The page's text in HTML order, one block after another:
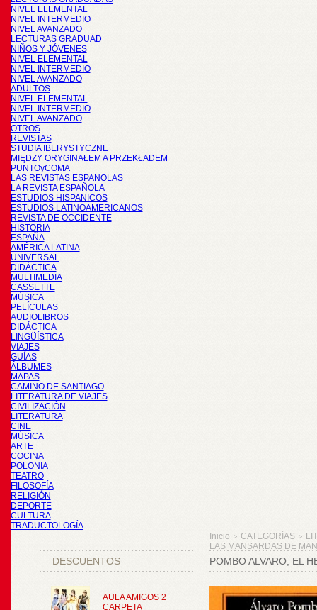
NIVEL ELEMENTAL
NIVEL INTERMEDIO
NIVEL AVANZADO
LECTURAS GRADUAD
NIÑOS Y JÓVENES
NIVEL ELEMENTAL
NIVEL INTERMEDIO
NIVEL AVANZADO
ADULTOS
NIVEL ELEMENTAL
NIVEL INTERMEDIO
NIVEL AVANZADO
OTROS
REVISTAS
STUDIA IBERYSTYCZNE
MIĘDZY ORYGINAŁEM A PRZEKŁADEM
PUNTOyCOMA
LAS REVISTAS ESPANOLAS
LA REVISTA ESPAÑOLA
ESTUDIOS HISPANICOS
ESTUDIOS LATINOAMERICANOS
REVISTA DE OCCIDENTE
HISTORIA
ESPAÑA
AMÉRICA LATINA
UNIVERSAL
DIDÁCTICA
MULTIMEDIA
CASSETTE
MÚSICA
PELÍCULAS
AUDIOLIBROS
DIDÁCTICA
LINGÜÍSTICA
VIAJES
GUÍAS
ÁLBUMES
MAPAS
CAMINO DE SANTIAGO
LITERATURA DE VIAJES
CIVILIZACIÓN
LITERATURA
CINE
MÚSICA
ARTE
COCINA
POLONIA
TEATRO
FILOSOFÍA
RELIGIÓN
DEPORTE
CULTURA
TRADUCTOLOGÍA
DESCUENTOS
AULA AMIGOS 2
CARPETA
Inicio > CATEGORÍAS >
LAS MANSARDAS DE
POMBO ALVARO, EL